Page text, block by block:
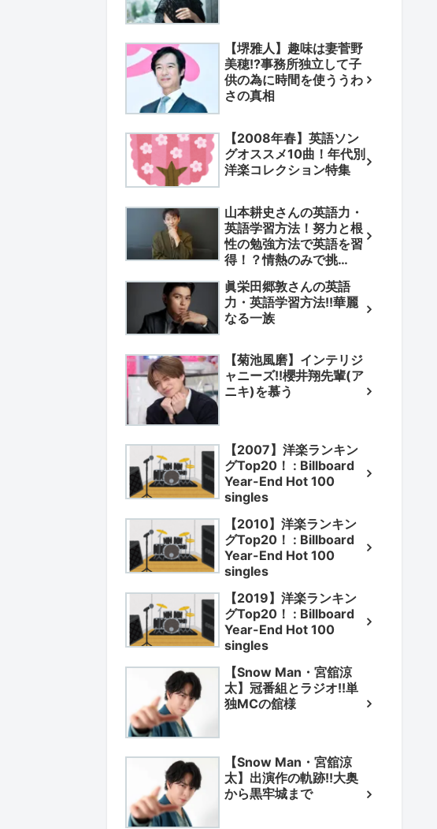
【堺雅人】趣味は妻菅野
美穂!?事務所独立して子
供の為に時間を使ううわ
さの真相
【2008年春】英語ソン
グオススメ10曲！年代別
洋楽コレクション特集
山本耕史さんの英語力・
英語学習方法！努力と根
性の勉強方法で英語を習
得！？情熱のみで挑
眞栄田郷敦さんの英語
力・英語学習方法!!華麗
なる一族
【菊池風磨】インテリジ
ャニーズ!!櫻井翔先輩(ア
ニキ)を慕う
【2007】洋楽ランキン
グTop20！ : Billboard
Year-End Hot 100
singles
【2010】洋楽ランキン
グTop20！ : Billboard
Year-End Hot 100
singles
【2019】洋楽ランキン
グTop20！ : Billboard
Year-End Hot 100
singles
【Snow Man・宮舘涼
太】冠番組とラジオ!!単
独MCの舘様
【Snow Man・宮舘涼
太】出演作の軌跡!!大奥
から黒牢城まで